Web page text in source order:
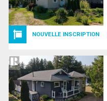
NOUVELLE INSCRIPTION